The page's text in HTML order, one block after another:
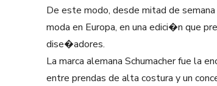
De este modo, desde mitad de
moda en Europa, en una edici�n que
dise�adores.
La marca alemana Schumacher fue la
entre prendas de alta costura y un